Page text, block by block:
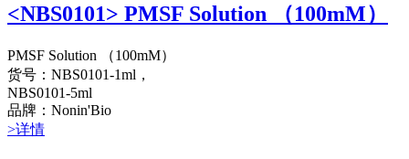
<NBS0101> PMSF Solution （100mM）
PMSF Solution （100mM）
货号：NBS0101-1ml，
NBS0101-5ml
品牌：Nonin'Bio
>详情